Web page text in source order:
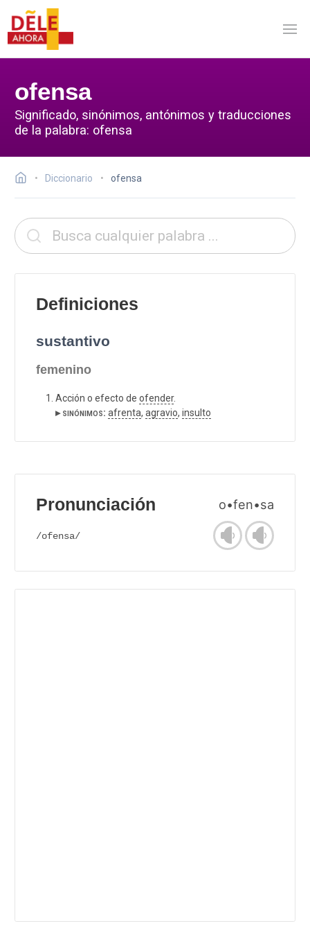
ofensa
Significado, sinónimos, antónimos y traducciones
de la palabra: ofensa
Diccionario ofensa
Definiciones
sustantivo
femenino
Acción o efecto de ofender.
▸ sinónimos: afrenta, agravio, insulto
Pronunciación o•fen•sa
/ofensa/